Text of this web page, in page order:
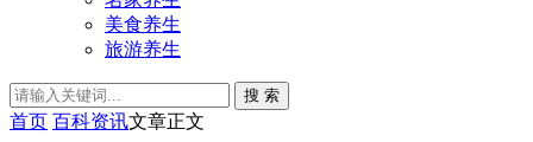
美食养生
旅游养生
搜 索
首页 百科资讯文章正文